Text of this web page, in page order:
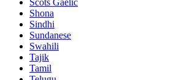
Scots Gaelic
Shona
Sindhi
Sundanese
Swahili
Tajik
Tamil